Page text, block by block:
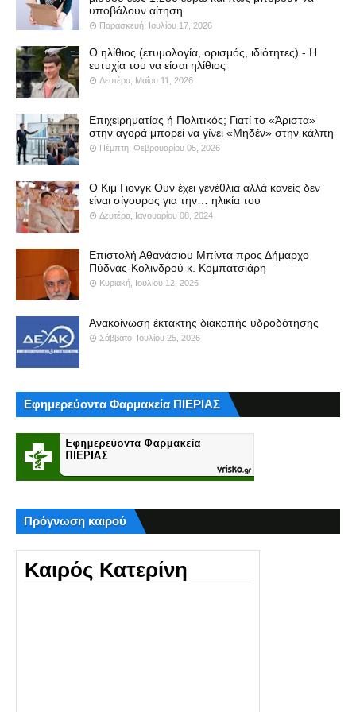
υποβάλουν αίτηση
Παρασκευή, Ιουλίου 17, 2026
Ο ηλίθιος (ετυμολογία, ορισμός, ιδιότητες) - Η
ευτυχία του να είσαι ηλίθιος
Δευτέρα, Μαΐου 11, 2026
Επιχειρηματίας ή Πολιτικός; Γιατί το «Άριστα»
στην αγορά μπορεί να γίνει «Μηδέν» στην κάλπη
Πέμπτη, Φεβρουαρίου 05, 2026
Ο Κιμ Γιονγκ Ουν έχει γενέθλια αλλά κανείς δεν
είναι σίγουρος για την… ηλικία του
Δευτέρα, Ιανουαρίου 08, 2024
Επιστολή Αθανάσιου Μπίντα προς Δήμαρχο
Πύδνας-Κολινδρού κ. Κομπατσιάρη
Κυριακή, Ιουλίου 12, 2026
Ανακοίνωση έκτακτης διακοπής υδροδότησης
Σάββατο, Ιουλίου 25, 2026
Εφημερεύοντα Φαρμακεία ΠΙΕΡΙΑΣ
Πρόγνωση καιρού
Καιρός Κατερίνη